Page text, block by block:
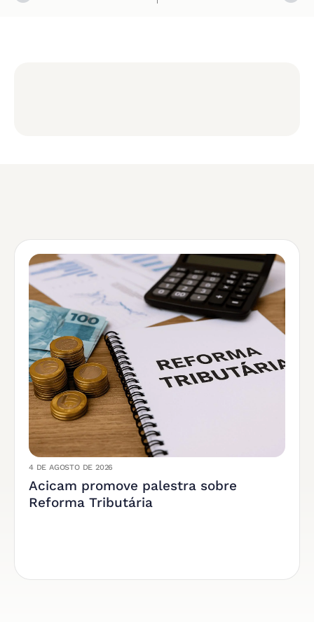
4 DE AGOSTO DE 2026
Acicam promove palestra sobre
Reforma Tributária